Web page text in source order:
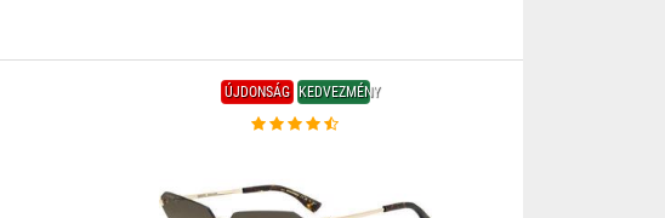
ÚJDONSÁG KEDVEZMÉNY